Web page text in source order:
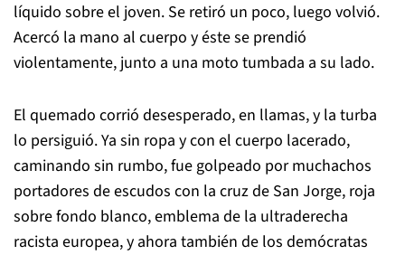
líquido sobre el joven. Se retiró un poco, luego volvió.
Acercó la mano al cuerpo y éste se prendió
violentamente, junto a una moto tumbada a su lado.
El quemado corrió desesperado, en llamas, y la turba
lo persiguió. Ya sin ropa y con el cuerpo lacerado,
caminando sin rumbo, fue golpeado por muchachos
portadores de escudos con la cruz de San Jorge, roja
sobre fondo blanco, emblema de la ultraderecha
racista europea, y ahora también de los demócratas